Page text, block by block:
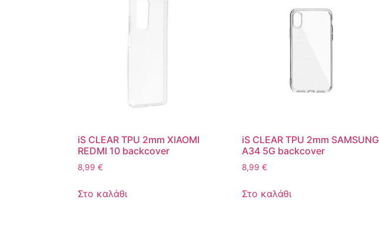
iS CLEAR TPU 2mm XIAOMI
REDMI 10 backcover
8,99 €
Στο καλάθι
iS CLEAR TPU 2mm SAMSUNG
A34 5G backcover
8,99€
Στο καλάθι